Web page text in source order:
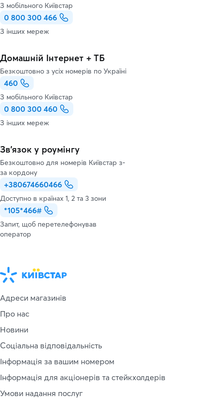
З мобільного Київстар
0 800 300 466
З інших мереж
Домашній Інтернет + ТБ
Безкоштовно з усіх номерів по Україні
460
З мобільного Київстар
0 800 300 460
З інших мереж
Зв’язок у роумінгу
Безкоштовно для номерів Київстар з-
за кордону
+380674660466
Доступно в країнах 1, 2 та 3 зони
*105*466#
Запит, щоб перетелефонував
оператор
Адреси магазинів
Про нас
Новини
Соціальна відповідальність
Інформація за вашим номером
Інформація для акціонерів та стейкхолдерів
Умови надання послуг